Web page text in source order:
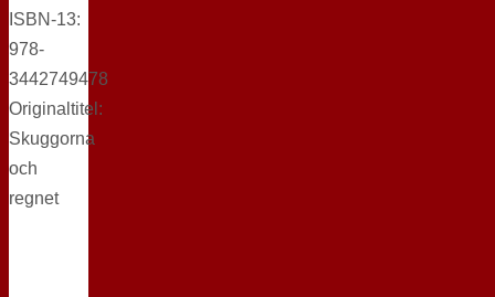
ISBN-13:
978-
3442749478
Originaltitel:
Skuggorna
och
regnet